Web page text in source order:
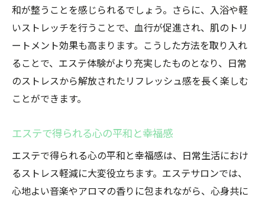
和が整うことを感じられるでしょう。さらに、入浴や軽
いストレッチを行うことで、血行が促進され、肌のトリ
ートメント効果も高まります。こうした方法を取り入れ
ることで、エステ体験がより充実したものとなり、日常
のストレスから解放されたリフレッシュ感を長く楽しむ
ことができます。
エステで得られる心の平和と幸福感
エステで得られる心の平和と幸福感は、日常生活におけ
るストレス軽減に大変役立ちます。エステサロンでは、
心地よい音楽やアロマの香りに包まれながら、心身共に